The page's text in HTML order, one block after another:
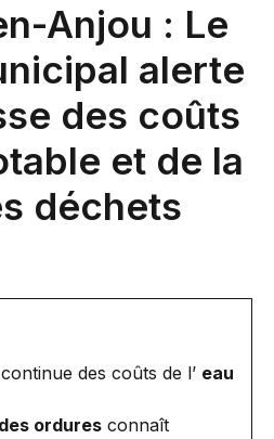
Anjou : Le
alerte
des coûts
et de la
déchets
continue des coûts de l’ eau
ordures connaît